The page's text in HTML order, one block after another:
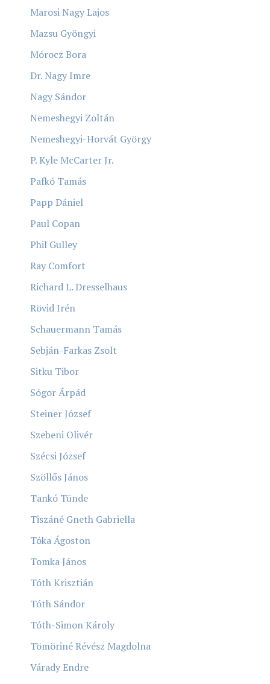
Marosi Nagy Lajos
Mazsu Gyöngyi
Mórocz Bora
Dr. Nagy Imre
Nagy Sándor
Nemeshegyi Zoltán
Nemeshegyi-Horvát György
P. Kyle McCarter Jr.
Pafkó Tamás
Papp Dániel
Paul Copan
Phil Gulley
Ray Comfort
Richard L. Dresselhaus
Rövid Irén
Schauermann Tamás
Sebján-Farkas Zsolt
Sitku Tibor
Sógor Árpád
Steiner József
Szebeni Olivér
Szécsi József
Szöllős János
Tankó Tünde
Tiszáné Gneth Gabriella
Tóka Ágoston
Tomka János
Tóth Krisztián
Tóth Sándor
Tóth-Simon Károly
Tömöriné Révész Magdolna
Várady Endre